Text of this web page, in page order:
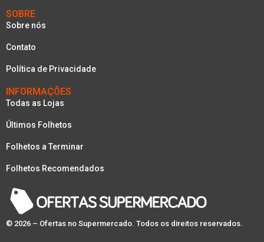
© 2026 – Ofertas no Supermercado. Todos os direitos reservados.
SOBRE
Sobre nós
Contato
Política de Privacidade
INFORMAÇÕES
Todas as Lojas
Últimos Folhetos
Folhetos a Terminar
Folhetos Recomendados